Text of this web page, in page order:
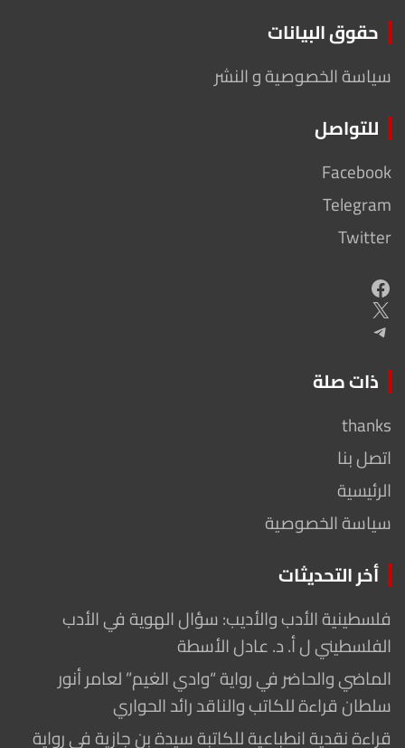
حقوق البيانات
سياسة الخصوصية و النشر
للتواصل
Facebook
Telegram
Twitter
Facebook
X
Telegram
ذات صلة
thanks
اتصل بنا
الرئيسية
سياسة الخصوصية
أخر التحديثات
فلسطينية الأدب والأديب: سؤال الهوية في الأدب
الفلسطيني ل أ. د. عادل الأسطة
الماضي والحاضر في رواية “وادي الغيم” لعامر أنور
سلطان قراءة للكاتب والناقد رائد الحواري
قراءة نقدية انطباعية للكاتبة سيدة بن جازية في رواية